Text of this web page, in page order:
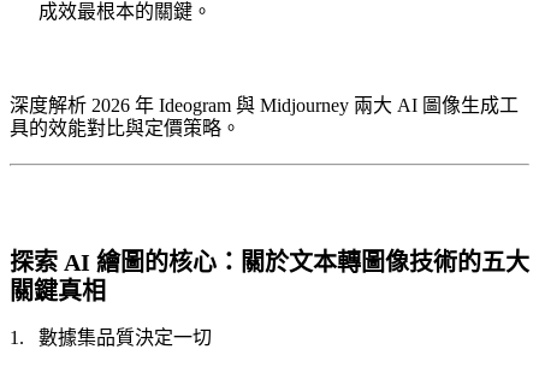
成效最根本的關鍵。
深度解析 2026 年 Ideogram 與 Midjourney 兩大 AI 圖像生成工
具的效能對比與定價策略。
探索 AI 繪圖的核心：關於文本轉圖像技術的五大
關鍵真相
數據集品質決定一切